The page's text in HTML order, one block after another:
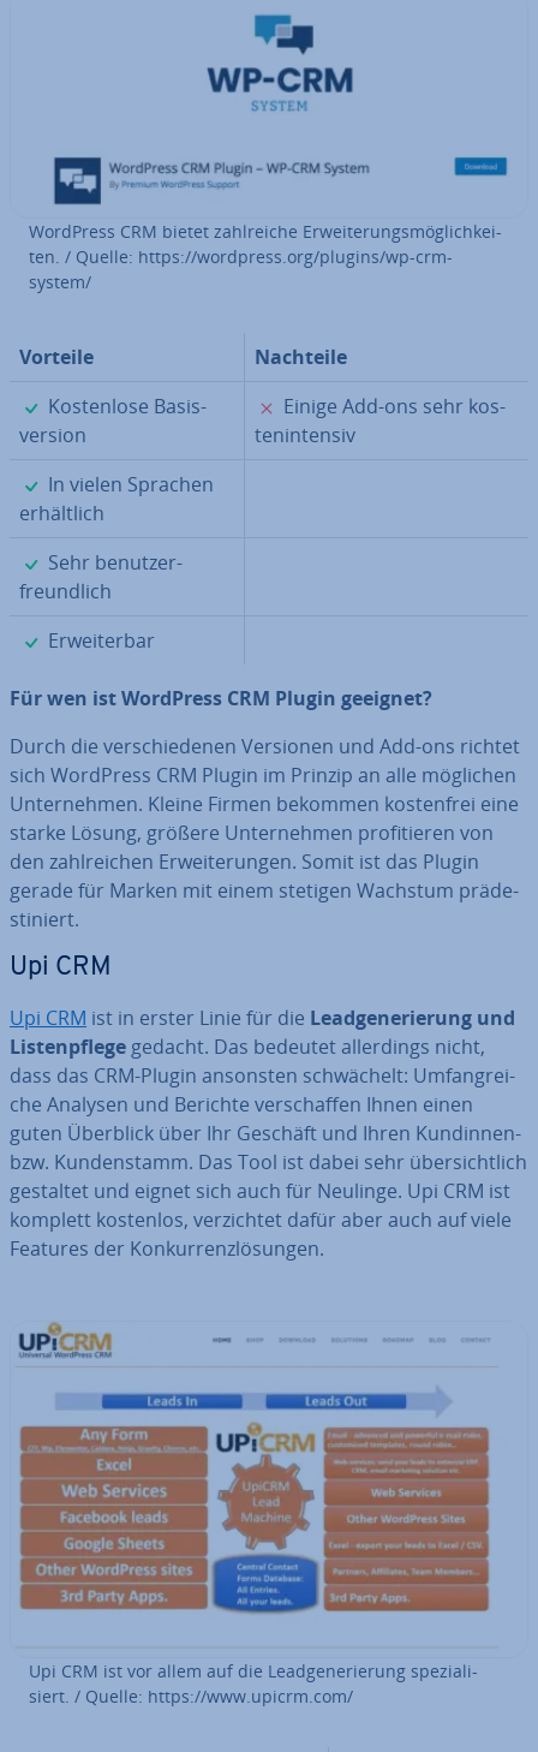
WordPress CRM bietet zahl­rei­che Er­wei­te­rungs­mög­lich­kei­
ten. / Quelle: https://wordpress.org/plugins/wp-crm-
system/
Vorteile
Nachteile
✓
Kos­ten­lo­se Ba­sis­
ver­si­on
✗
Einige Add-ons sehr kos­
ten­in­ten­siv
✓
In vielen Sprachen
er­hält­lich
✓
Sehr be­nut­zer­
freund­lich
✓
Er­wei­ter­bar
Für wen ist WordPress CRM Plugin geeignet?
Durch die ver­schie­de­nen Versionen und Add-ons richtet
sich WordPress CRM Plugin im Prinzip an alle möglichen
Un­ter­neh­men. Kleine Firmen bekommen kos­ten­frei eine
starke Lösung, größere Un­ter­neh­men pro­fi­tie­ren von
den zahl­rei­chen Er­wei­te­run­gen. Somit ist das Plugin
gerade für Marken mit einem stetigen Wachstum prä­de­
sti­niert.
Upi CRM
Upi CRM ist in erster Linie für die Lead­ge­ne­rie­rung und
Lis­ten­pfle­ge gedacht. Das bedeutet al­ler­dings nicht,
dass das CRM-Plugin ansonsten schwä­chelt: Um­fang­rei­
che Analysen und Berichte ver­schaf­fen Ihnen einen
guten Überblick über Ihr Geschäft und Ihren Kundinnen-
bzw. Kun­den­stamm. Das Tool ist dabei sehr über­sicht­lich
gestaltet und eignet sich auch für Neulinge. Upi CRM ist
komplett kostenlos, ver­zich­tet dafür aber auch auf viele
Features der Kon­kur­renz­lö­sun­gen.
Upi CRM ist vor allem auf die Lead­ge­ne­rie­rung spe­zia­li­
siert. / Quelle: https://www.upicrm.com/